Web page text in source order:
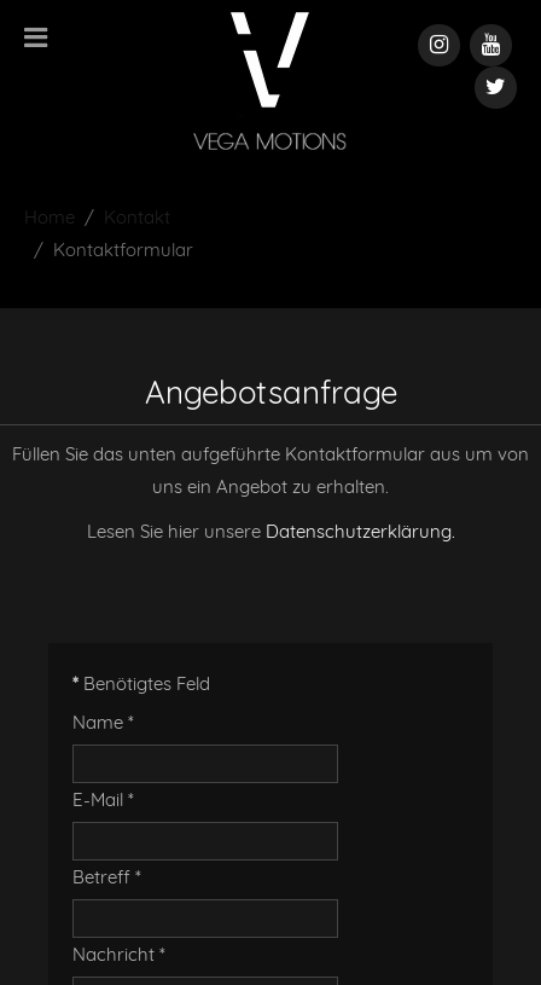
Home
Kontakt
Kontaktformular
Angebotsanfrage
Füllen Sie das unten aufgeführte Kontaktformular aus um von
uns ein Angebot zu erhalten.
Lesen Sie hier unsere Datenschutzerklärung.
* Benötigtes Feld
Name *
E-Mail *
Betreff *
Nachricht *